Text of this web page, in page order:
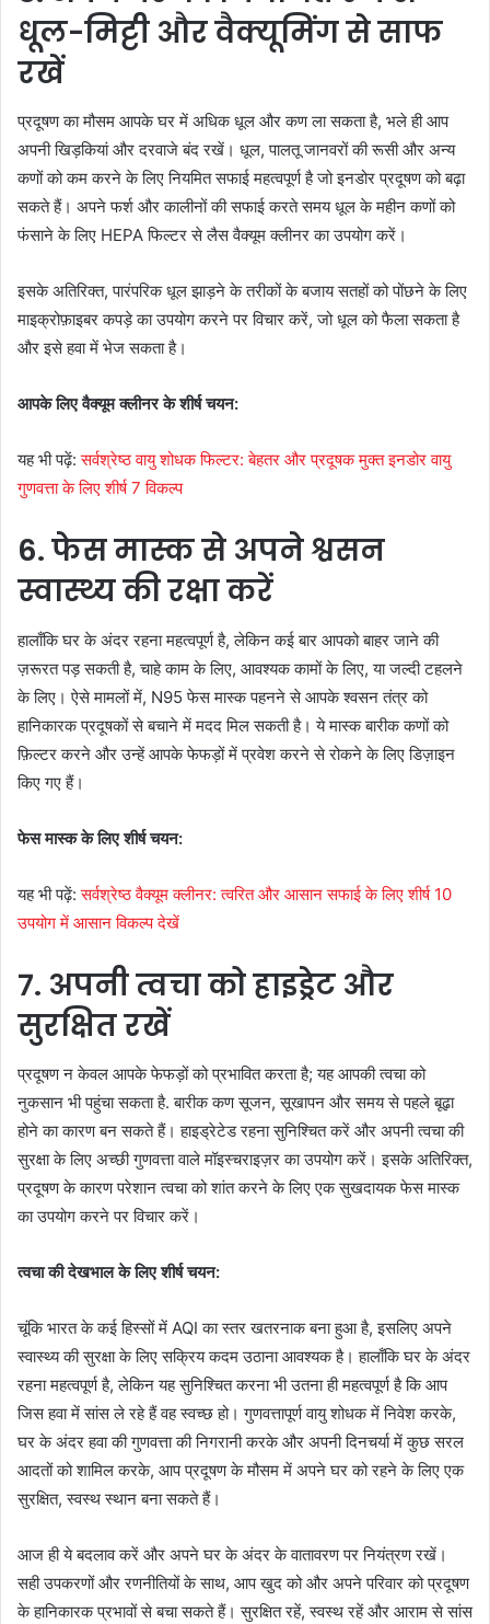
धूल-मिट्टी और वैक्यूमिंग से साफ
रखें
प्रदूषण का मौसम आपके घर में अधिक धूल और कण ला सकता है, भले ही आप
अपनी खिड़कियां और दरवाजे बंद रखें। धूल, पालतू जानवरों की रूसी और अन्य
कणों को कम करने के लिए नियमित सफाई महत्वपूर्ण है जो इनडोर प्रदूषण को बढ़ा
सकते हैं। अपने फर्श और कालीनों की सफाई करते समय धूल के महीन कणों को
फंसाने के लिए HEPA फिल्टर से लैस वैक्यूम क्लीनर का उपयोग करें।
इसके अतिरिक्त, पारंपरिक धूल झाड़ने के तरीकों के बजाय सतहों को पोंछने के लिए
माइक्रोफ़ाइबर कपड़े का उपयोग करने पर विचार करें, जो धूल को फैला सकता है
और इसे हवा में भेज सकता है।
आपके लिए वैक्यूम क्लीनर के शीर्ष चयन:
यह भी पढ़ें:सर्वश्रेष्ठ वायु शोधक फिल्टर: बेहतर और प्रदूषक मुक्त इनडोर वायु
गुणवत्ता के लिए शीर्ष 7 विकल्प
6. फेस मास्क से अपने श्वसन
स्वास्थ्य की रक्षा करें
हालाँकि घर के अंदर रहना महत्वपूर्ण है, लेकिन कई बार आपको बाहर जाने की
ज़रूरत पड़ सकती है, चाहे काम के लिए, आवश्यक कामों के लिए, या जल्दी टहलने
के लिए। ऐसे मामलों में, N95 फेस मास्क पहनने से आपके श्वसन तंत्र को
हानिकारक प्रदूषकों से बचाने में मदद मिल सकती है। ये मास्क बारीक कणों को
फ़िल्टर करने और उन्हें आपके फेफड़ों में प्रवेश करने से रोकने के लिए डिज़ाइन
किए गए हैं।
फेस मास्क के लिए शीर्ष चयन:
यह भी पढ़ें:सर्वश्रेष्ठ वैक्यूम क्लीनर: त्वरित और आसान सफाई के लिए शीर्ष 10
उपयोग में आसान विकल्प देखें
7. अपनी त्वचा को हाइड्रेट और
सुरक्षित रखें
प्रदूषण न केवल आपके फेफड़ों को प्रभावित करता है; यह आपकी त्वचा को
नुकसान भी पहुंचा सकता है. बारीक कण सूजन, सूखापन और समय से पहले बूढ़ा
होने का कारण बन सकते हैं। हाइड्रेटेड रहना सुनिश्चित करें और अपनी त्वचा की
सुरक्षा के लिए अच्छी गुणवत्ता वाले मॉइस्चराइज़र का उपयोग करें। इसके अतिरिक्त,
प्रदूषण के कारण परेशान त्वचा को शांत करने के लिए एक सुखदायक फेस मास्क
का उपयोग करने पर विचार करें।
त्वचा की देखभाल के लिए शीर्ष चयन:
चूंकि भारत के कई हिस्सों में AQI का स्तर खतरनाक बना हुआ है, इसलिए अपने
स्वास्थ्य की सुरक्षा के लिए सक्रिय कदम उठाना आवश्यक है। हालाँकि घर के अंदर
रहना महत्वपूर्ण है, लेकिन यह सुनिश्चित करना भी उतना ही महत्वपूर्ण है कि आप
जिस हवा में सांस ले रहे हैं वह स्वच्छ हो। गुणवत्तापूर्ण वायु शोधक में निवेश करके,
घर के अंदर हवा की गुणवत्ता की निगरानी करके और अपनी दिनचर्या में कुछ सरल
आदतों को शामिल करके, आप प्रदूषण के मौसम में अपने घर को रहने के लिए एक
सुरक्षित, स्वस्थ स्थान बना सकते हैं।
आज ही ये बदलाव करें और अपने घर के अंदर के वातावरण पर नियंत्रण रखें।
सही उपकरणों और रणनीतियों के साथ, आप खुद को और अपने परिवार को प्रदूषण
के हानिकारक प्रभावों से बचा सकते हैं। सुरक्षित रहें, स्वस्थ रहें और आराम से सांस